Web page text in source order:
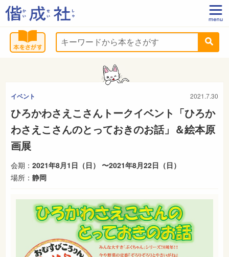
イベント 2021.7.30
ひろかわさえこさんトークイベント「ひろか
わさえこさんのとっておきのお話」＆絵本原
画展
会期： 2021年8月1日（日） 〜2021年8月22日（日）
場所： 静岡